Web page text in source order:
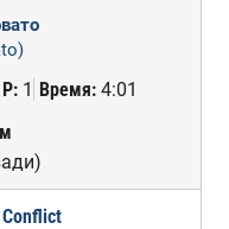
Р:1 Время:4:01